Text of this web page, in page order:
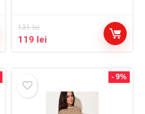
131lei
Prețul
inițial
131 lei.
119 lei
curent
- 9%